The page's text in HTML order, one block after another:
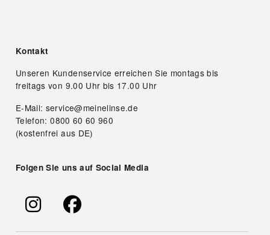
Kontakt
Unseren Kundenservice erreichen Sie montags bis
freitags von 9.00 Uhr bis 17.00 Uhr
E-Mail: service@meinelinse.de
Telefon: 0800 60 60 960
(kostenfrei aus DE)
Folgen Sie uns auf Social Media